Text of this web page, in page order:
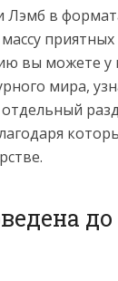
Лэмб в
вы можете у
мира,